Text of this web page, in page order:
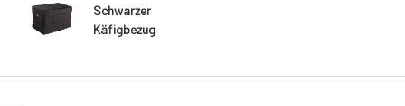
Schwarzer
Käfigbezug